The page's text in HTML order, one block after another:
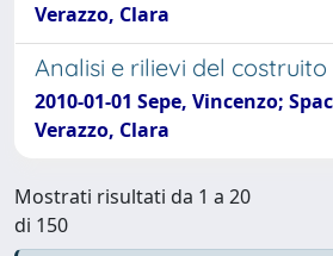
Verazzo, Clara
Analisi e rilievi del costruito
2010-01-01 Sepe, Vincenzo;
Verazzo, Clara
Mostrati risultati da 1 a 20
di 150